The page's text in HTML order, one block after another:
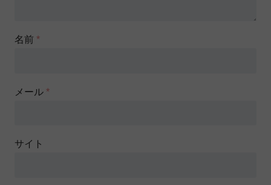
名前 *
メール *
サイト